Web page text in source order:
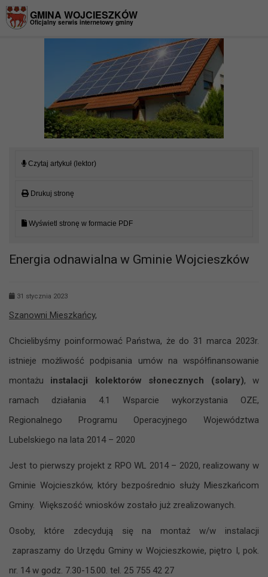
GMINA WOJCIESZKÓW
Oficjalny serwis internetowy gminy
Czytaj artykuł (lektor)
Drukuj stronę
Wyświetl stronę w formacie PDF
Energia odnawialna w Gminie Wojcieszków
31 stycznia 2023
Szanowni Mieszkańcy,
Chcielibyśmy poinformować Państwa, że do 31 marca 2023r.
istnieje możliwość podpisania umów na współfinansowanie
montażu instalacji kolektorów słonecznych (solary), w
ramach działania 4.1 Wsparcie wykorzystania OZE,
Regionalnego Programu Operacyjnego Województwa
Lubelskiego na lata 2014 – 2020
Jest to pierwszy projekt z RPO WL 2014 – 2020, realizowany w
Gminie Wojcieszków, który bezpośrednio służy Mieszkańcom
Gminy. Większość wniosków zostało już zrealizowanych.
Osoby, które zdecydują się na montaż w/w instalacji
zapraszamy do Urzędu Gminy w Wojcieszkowie, piętro I, pok.
nr. 14 w godz. 7.30-15.00. tel. 25 755 42 27